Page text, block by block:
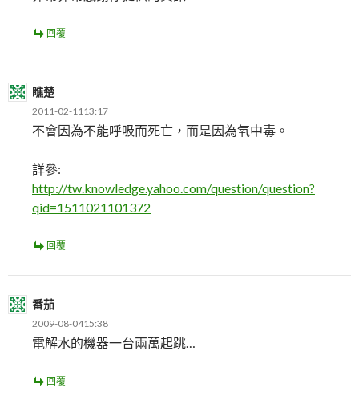
回覆
瞧楚
2011-02-1113:17
不會因為不能呼吸而死亡，而是因為氧中毒。
詳參:
http://tw.knowledge.yahoo.com/question/question?
qid=1511021101372
回覆
番茄
2009-08-0415:38
電解水的機器一台兩萬起跳…
回覆